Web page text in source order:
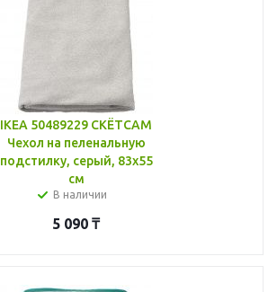
IKEA 50489229 СКЁТСАМ
Чехол на пеленальную
подстилку, серый, 83x55
см
В наличии
5 090 ₸